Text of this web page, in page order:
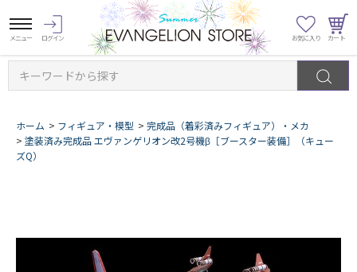
キーワードから探す
ホーム > フィギュア・模型 > 完成品（着彩済みフィギュア）・メカ
> 塗装済み完成品 エヴァンゲリオン改2号機β［ブースター装備］（キュー
ズQ）